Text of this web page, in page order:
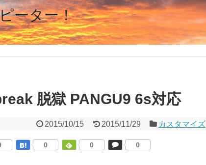
ーター！
脱獄 PANGU9 6s対応
2015/10/15 2015/11/29 カスタマイズ
0 0 0